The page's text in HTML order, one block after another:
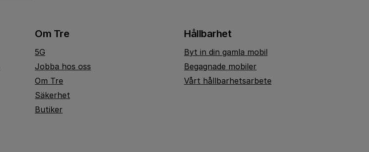
Om Tre
5G
Jobba hos oss
Om Tre
Säkerhet
Butiker
Hållbarhet
Byt in din gamla mobil
Begagnade mobiler
Vårt hållbarhetsarbete